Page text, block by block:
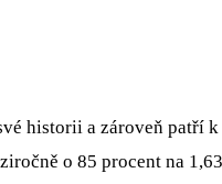
historii a zároveň patří
o 85 procent na